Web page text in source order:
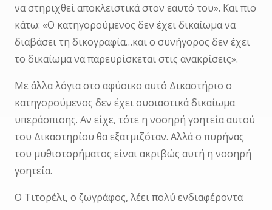
να στηριχθεί αποκλειστικά στον εαυτό του». Και πιο
κάτω: «Ο κατηγορούμενος δεν έχει δικαίωμα να
διαβάσει τη δικογραφία…και ο συνήγορος δεν έχει
το δικαίωμα να παρευρίσκεται στις ανακρίσεις».
Με άλλα λόγια στο αφύσικο αυτό Δικαστήριο ο
κατηγορούμενος δεν έχει ουσιαστικά δικαίωμα
υπεράσπισης. Αν είχε, τότε η νοσηρή γοητεία αυτού
του Δικαστηρίου θα εξατμιζόταν. Αλλά ο πυρήνας
του μυθιστορήματος είναι ακριβώς αυτή η νοσηρή
γοητεία.
Ο Τιτορέλι, ο ζωγράφος, λέει πολύ ενδιαφέροντα